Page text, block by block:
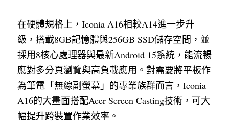
在硬體規格上，Iconia A16相較A14進一步升
級，搭載8GB記憶體與256GB SSD儲存空間，並
採用8核心處理器與最新Android 15系統，能流暢
應對多分頁瀏覽與高負載應用。對需要將平板作
為筆電「無線副螢幕」的專業族群而言，Iconia
A16的大畫面搭配Acer Screen Casting技術，可大
幅提升跨裝置作業效率。